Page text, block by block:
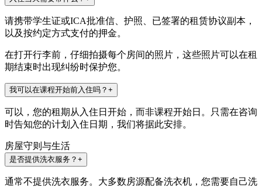
请携带学生证或ICA批准信、护照、已签署的租赁协议副本，
以及按约定方式支付的押金。
在打开行李前，仔细拍摄每个房间的照片，这些照片可以在租
期结束时出现纠纷时保护您。
我可以在课程开始前入住吗？ +
可以，您的租期从入住日开始，而非课程开始日。只需在咨询
时告知您的计划入住日期，我们将据此安排。
房屋守则与生活
是否提供洗衣服务？ +
通常不提供洗衣服务。大多数房源配备洗衣机，您需要自己洗